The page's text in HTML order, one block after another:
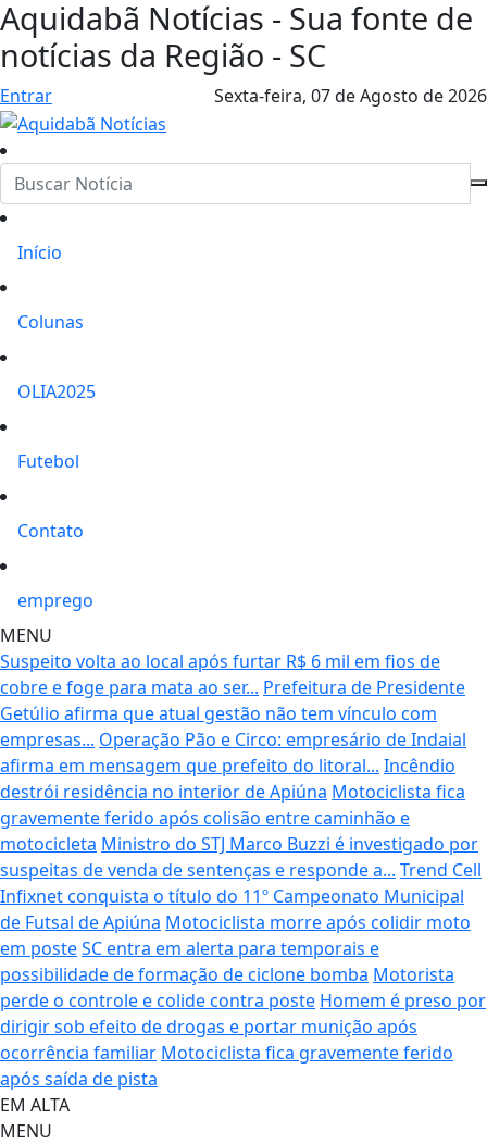
Aquidabã Notícias - Sua fonte de
notícias da Região - SC
Entrar Sexta-feira, 07 de Agosto de 2026
Início
Colunas
OLIA2025
Futebol
Contato
emprego
MENU
Suspeito volta ao local após furtar R$ 6 mil em fios de
cobre e foge para mata ao ser... Prefeitura de Presidente
Getúlio afirma que atual gestão não tem vínculo com
empresas... Operação Pão e Circo: empresário de Indaial
afirma em mensagem que prefeito do litoral... Incêndio
destrói residência no interior de Apiúna Motociclista fica
gravemente ferido após colisão entre caminhão e
motocicleta Ministro do STJ Marco Buzzi é investigado por
suspeitas de venda de sentenças e responde a... Trend Cell
Infixnet conquista o título do 11º Campeonato Municipal
de Futsal de Apiúna Motociclista morre após colidir moto
em posteSC entra em alerta para temporais e
possibilidade de formação de ciclone bomba Motorista
perde o controle e colide contra poste Homem é preso por
dirigir sob efeito de drogas e portar munição após
ocorrência familiar Motociclista fica gravemente ferido
após saída de pista
EM ALTA
MENU